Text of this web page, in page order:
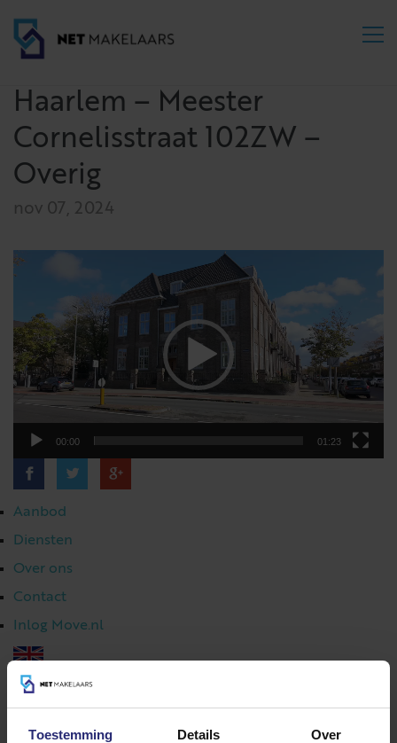
Toestemming Details Over
Haarlem – Meester
Cornelisstraat 102ZW –
Overig
nov 07, 2024
Videospeler
00:00 01:23
Aanbod
Diensten
Over ons
Contact
Inlog Move.nl